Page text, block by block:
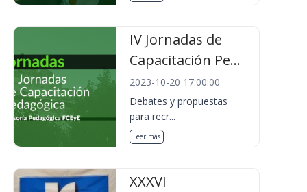
IV Jornadas de
Capacitación Pe...
2023-10-20 17:00:00
Debates y propuestas
para recr...
Leer más
XXXVI